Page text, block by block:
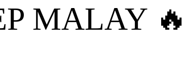
MALAY